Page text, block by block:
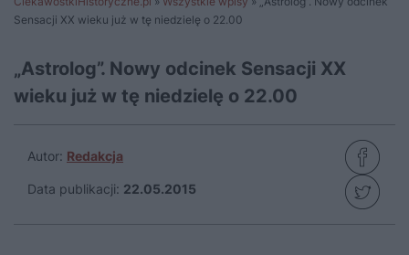
Sensacji XX wieku już w tę niedzielę o 22.00
„Astrolog”. Nowy odcinek Sensacji XX
wieku już w tę niedzielę o 22.00
Autor: Redakcja
Data publikacji: 22.05.2015